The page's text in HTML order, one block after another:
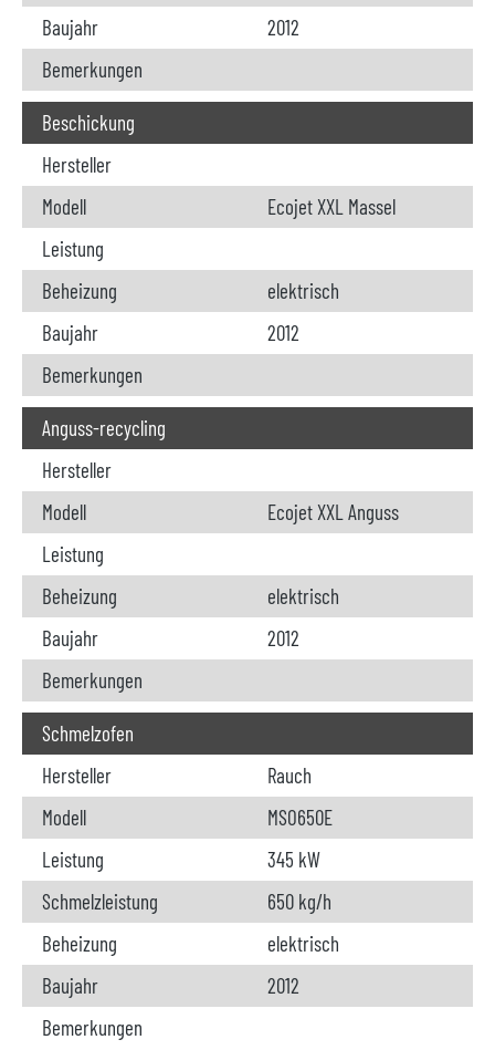
Baujahr
2012
Bemerkungen
Beschickung
Hersteller
Modell
Ecojet XXL Massel
Leistung
Beheizung
elektrisch
Baujahr
2012
Bemerkungen
Anguss-recycling
Hersteller
Modell
Ecojet XXL Anguss
Leistung
Beheizung
elektrisch
Baujahr
2012
Bemerkungen
Schmelzofen
Hersteller
Rauch
Modell
MSO650E
Leistung
345 kW
Schmelzleistung
650 kg/h
Beheizung
elektrisch
Baujahr
2012
Bemerkungen